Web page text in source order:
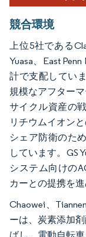
競合環境
上位5社である
Yuasa、East
計で支配してい
規模なアフター
サイクル資産の
リチウムイオン
シェア防衛のた
しています。GS
システム向けの
カーとの提携を進
Chaowei、
ーは、炭素添加